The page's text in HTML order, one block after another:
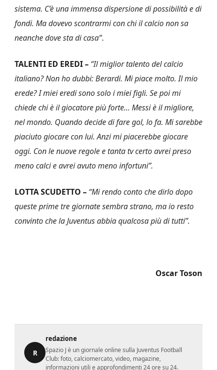
sistema. C’è una immensa dispersione di possibilità e di
fondi. Ma dovevo scontrarmi con chi il calcio non sa
neanche dove sta di casa”.
TALENTI ED EREDI – “Il miglior talento del calcio
italiano? Non ho dubbi: Berardi. Mi piace molto. Il mio
erede? I miei eredi sono solo i miei figli. Se poi mi
chiede chi è il giocatore più forte… Messi è il migliore,
nel mondo. Quando decide di fare gol, lo fa. Mi sarebbe
piaciuto giocare con lui. Anzi mi piacerebbe giocare
oggi. Con le nuove regole e tanta tv certo avrei preso
meno calci e avrei avuto meno infortuni”.
LOTTA SCUDETTO – “Mi rendo conto che dirlo dopo
queste prime tre giornate sembra strano, ma io resto
convinto che la Juventus abbia qualcosa più di tutti”.
Oscar Toson
R
redazione
Spazio J è un giornale online sulla Juventus Football
Club: foto, calciomercato, video, magazine,
informazioni utili e approfondimenti 24 ore su 24.